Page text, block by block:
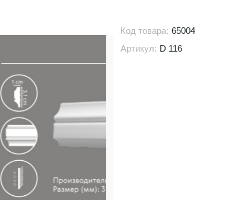
Код товара: 65004
Артикул: D 116